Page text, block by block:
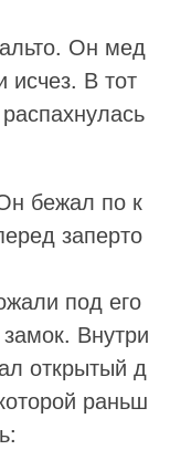
Он мед
В тот
бежал по к
заперто
под его
Внутри
открытый д
раньш